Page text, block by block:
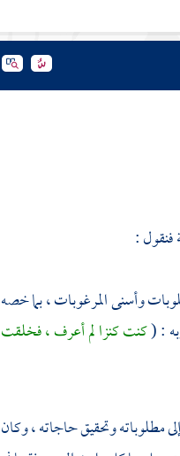
فنقول :
وأسنى المرغوبات ، بما خصه
: (كنت كنزا لم أعرف ، فخلقت
مطلوباته وتحقيق حاجاته ، وكان